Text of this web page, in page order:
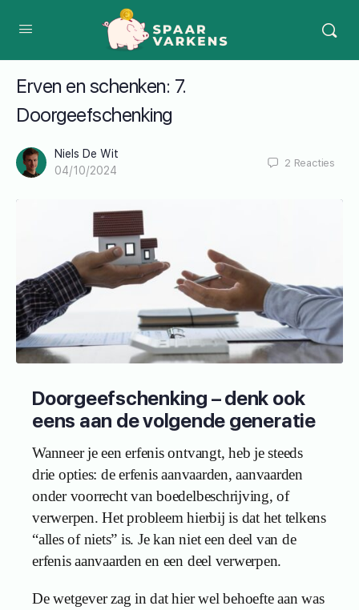
Erven en schenken: 7.
Doorgeefschenking
Niels De Wit
04/10/2024
2 Reacties
Doorgeefschenking – denk ook
eens aan de volgende generatie
Wanneer je een erfenis ontvangt, heb je steeds
drie opties: de erfenis aanvaarden, aanvaarden
onder voorrecht van boedelbeschrijving, of
verwerpen. Het probleem hierbij is dat het telkens
“alles of niets” is. Je kan niet een deel van de
erfenis aanvaarden en een deel verwerpen.
De wetgever zag in dat hier wel behoefte aan was